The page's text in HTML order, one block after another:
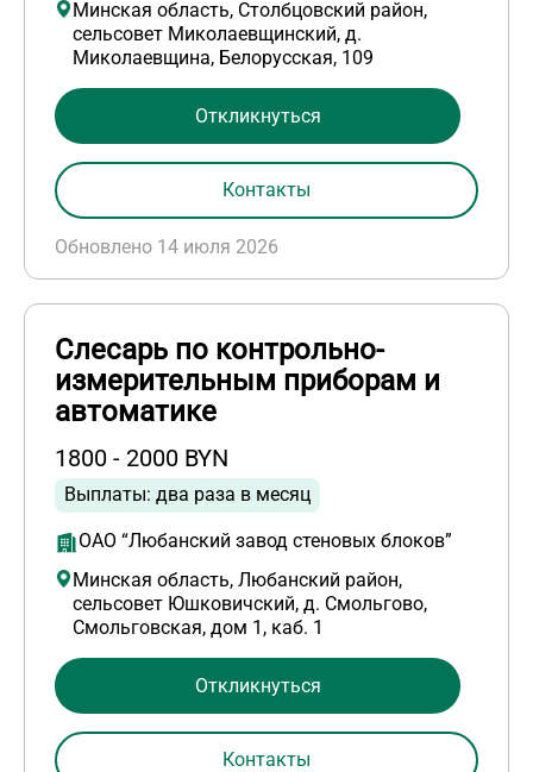
Минская область, Столбцовский район,
сельсовет Миколаевщинский, д.
Миколаевщина, Белорусская, 109
Обновлено 14 июля 2026
Откликнуться
Контакты
Слесарь по контрольно-
измерительным приборам и
автоматике
1800 - 2000 BYN
Выплаты: два раза в месяц
ОАО “Любанский завод стеновых блоков”
Минская область, Любанский район,
сельсовет Юшковичский, д. Смольгово,
Смольговская, дом 1, каб. 1
Откликнуться
Контакты